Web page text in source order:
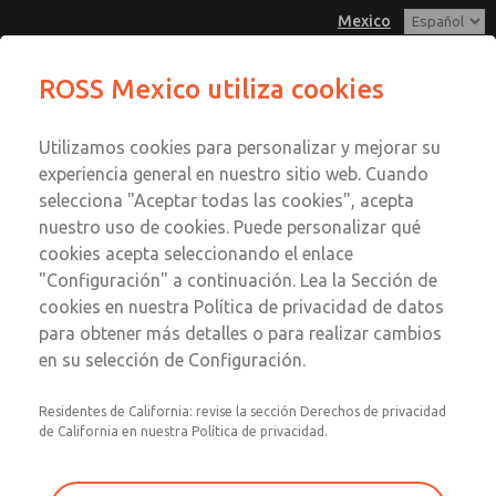
Mexico
Cuenta
Registrarse
Inscribirse
Serie MD3
MD353ECA6CBYN
Enviar esta página por correo
electrónico
Servicio al Cliente
1-800-GET-ROSS
Servicio Tecnico
1-888-TEK-ROSS
ROSS Mexico utiliza cookies
Utilizamos cookies para personalizar y mejorar su
experiencia general en nuestro sitio web. Cuando
selecciona "Aceptar todas las cookies", acepta
nuestro uso de cookies. Puede personalizar qué
cookies acepta seleccionando el enlace
"Configuración" a continuación. Lea la Sección de
cookies en nuestra Política de privacidad de datos
para obtener más detalles o para realizar cambios
en su selección de Configuración.
Residentes de California: revise la sección Derechos de privacidad
de California en nuestra Política de privacidad.